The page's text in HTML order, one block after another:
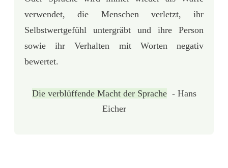
verwendet, die Menschen verletzt, ihr
Selbstwertgefühl untergräbt und ihre Person
sowie ihr Verhalten mit Worten negativ
bewertet.
Die verblüffende Macht der Sprache- Hans
Eicher